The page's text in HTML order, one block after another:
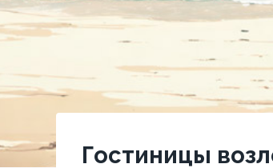
Гостиницы